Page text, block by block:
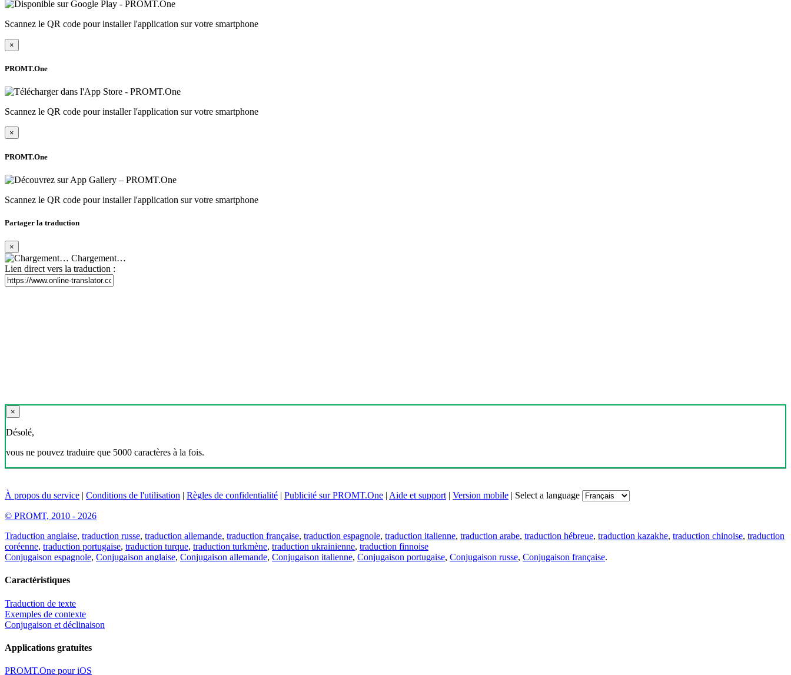
Scannez le QR code pour installer l'application sur votre smartphone
×
PROMT.One
Scannez le QR code pour installer l'application sur votre smartphone
×
PROMT.One
Scannez le QR code pour installer l'application sur votre smartphone
Partager la traduction
×
Chargement…
Lien direct vers la traduction :
×
Désolé,
vous ne pouvez traduire que 5000 caractères à la fois.
À propos du service | Conditions de l'utilisation | Règles de confidentialité | Publicité sur PROMT.One | Aide et support | Version mobile | Select a language
© PROMT, 2010 - 2026
Traduction anglaise, traduction russe, traduction allemande, traduction française, traduction espagnole, traduction italienne, traduction arabe, traduction hébreue, traduction kazakhe, traduction chinoise, traduction
coréenne, traduction portugaise, traduction turque, traduction turkmène, traduction ukrainienne, traduction finnoise
Conjugaison espagnole, Conjugaison anglaise, Conjugaison allemande, Conjugaison italienne, Conjugaison portugaise, Conjugaison russe, Conjugaison française.
Caractéristiques
Traduction de texte
Exemples de contexte
Conjugaison et déclinaison
Applications gratuites
PROMT.One pour iOS